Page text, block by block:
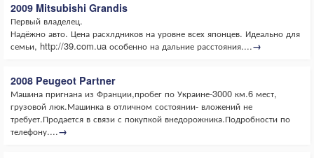
2009 Mitsubishi Grandis
Первый владелец.
Надёжно авто. Цена расхлдников на уровне всех японцев. Идеально для
семьи, http://39.com.ua особенно на дальние расстояния....→
2008 Peugeot Partner
Машина пригнана из Франции,пробег по Украине-3000 км.6 мест,
грузовой люк.Машинка в отличном состоянии- вложений не
требует.Продается в связи с покупкой внедорожника.Подробности по
телефону....→